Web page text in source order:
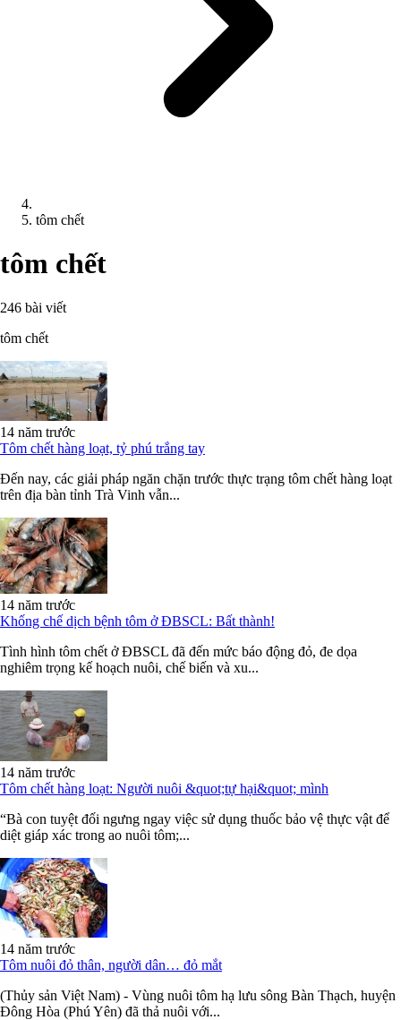
tôm chết
tôm chết
246 bài viết
tôm chết
14 năm trước
Tôm chết hàng loạt, tỷ phú trắng tay
Đến nay, các giải pháp ngăn chặn trước thực trạng tôm chết hàng loạt
trên địa bàn tỉnh Trà Vinh vẫn...
14 năm trước
Khống chế dịch bệnh tôm ở ĐBSCL: Bất thành!
Tình hình tôm chết ở ĐBSCL đã đến mức báo động đỏ, đe dọa
nghiêm trọng kế hoạch nuôi, chế biến và xu...
14 năm trước
Tôm chết hàng loạt: Người nuôi &quot;tự hại&quot; mình
“Bà con tuyệt đối ngưng ngay việc sử dụng thuốc bảo vệ thực vật để
diệt giáp xác trong ao nuôi tôm;...
14 năm trước
Tôm nuôi đỏ thân, người dân… đỏ mắt
(Thủy sản Việt Nam) - Vùng nuôi tôm hạ lưu sông Bàn Thạch, huyện
Đông Hòa (Phú Yên) đã thả nuôi với...